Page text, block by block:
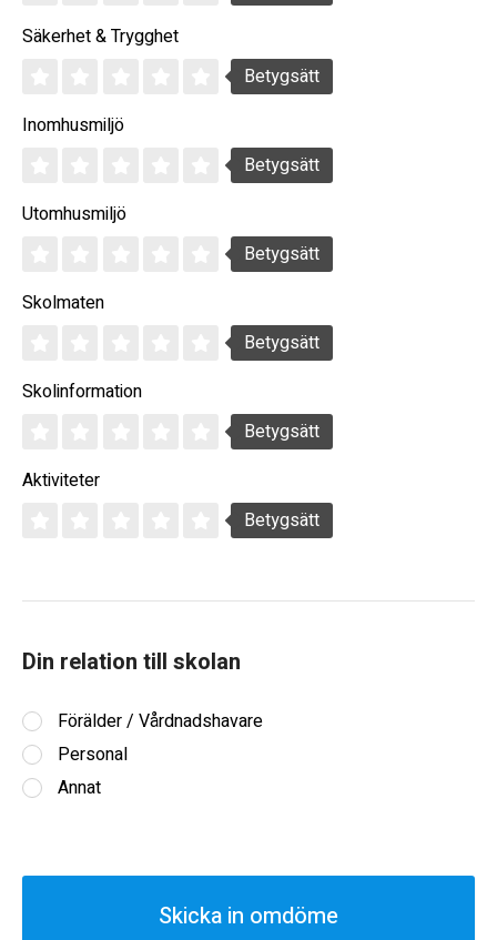
Säkerhet & Trygghet
Betygsätt
Inomhusmiljö
Betygsätt
Utomhusmiljö
Betygsätt
Skolmaten
Betygsätt
Skolinformation
Betygsätt
Aktiviteter
Betygsätt
Din relation till skolan
Förälder / Vårdnadshavare
Personal
Annat
Skicka in omdöme